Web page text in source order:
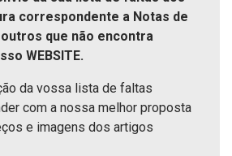
correspondente a Notas de
que não encontra
WEBSITE.
da vossa lista de faltas
com a nossa melhor proposta
e imagens dos artigos